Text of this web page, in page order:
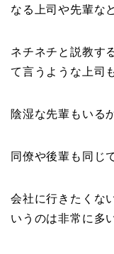
なる上司や先輩な
ネチネチと説教す
て言うような上司
陰湿な先輩もいる
同僚や後輩も同じ
会社に行きたくな
いうのは非常に多